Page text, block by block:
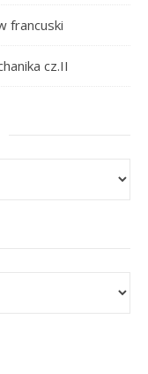
francuski
cz.II